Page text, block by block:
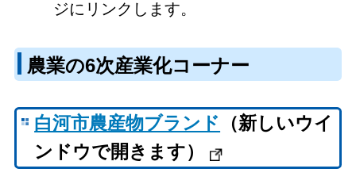
ジにリンクします。
農業の6次産業化コーナー
白河市農産物ブランド
（新しいウイ
ンドウで開きます）